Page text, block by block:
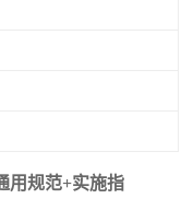
用规范+实施指
军校教材资料